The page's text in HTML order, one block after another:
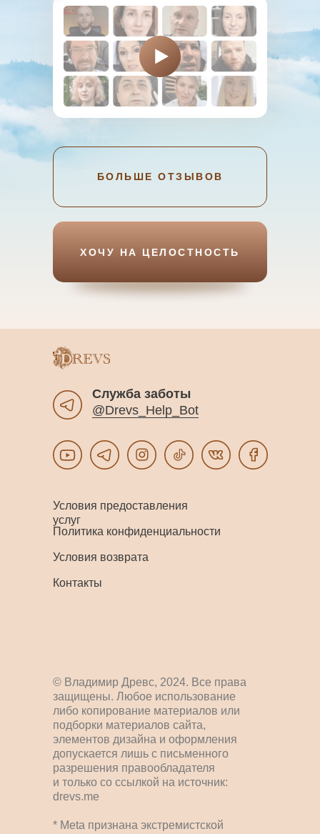
ХОЧУ НА ЦЕЛОСТНОСТЬ
БОЛЬШЕ ОТЗЫВОВ
Условия предоставления
услуг
Политика конфиденциальности
Условия возврата
Контакты
Служба заботы
@Drevs_Help_Bot
© Владимир Древс, 2024. Все права
защищены. Любое использование
либо копирование материалов или
подборки материалов сайта,
элементов дизайна и оформления
допускается лишь с письменного
разрешения правообладателя
и только со ссылкой на источник:
drevs.me
* Meta признана экстремистской